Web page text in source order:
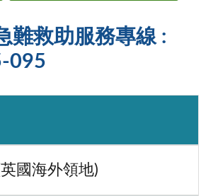
難救助服務專線 :
095
國海外領地)